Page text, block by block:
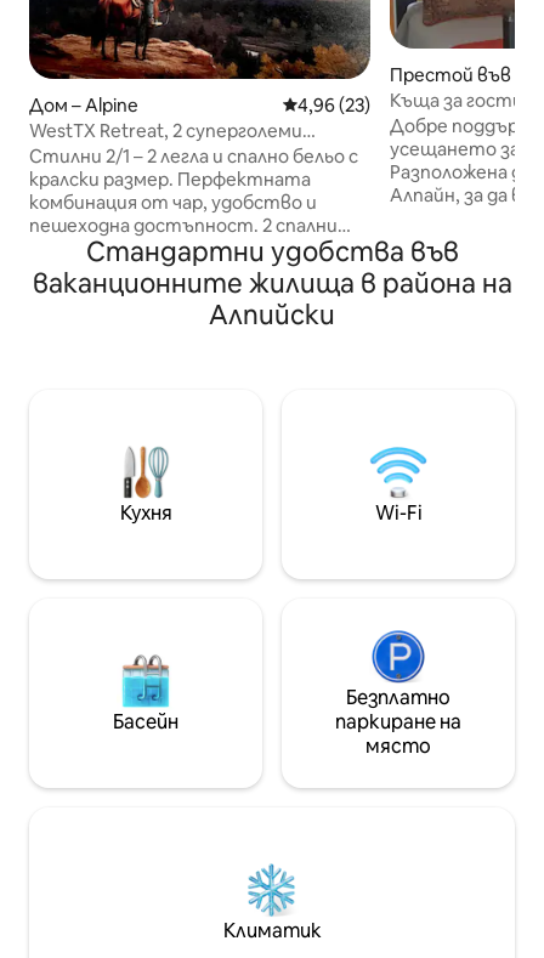
Дом – Alpine Средна оценка: 4,96 от 5,
4,96 (23)
WestTX Retreat, 2 суперголеми
двойни легла, отлична проходимост
Стилни 2/1 – 2 легла и спално бельо с
кралски размер. Перфектната
комбинация от чар, удобство и
пешеходна достъпност. 2 спални
(забележка: минавате през едната
спалня, за да стигнете до другата).
Душ с ефект на дъжд, пералня и
сушилня, удобна всекидневна с
електрическа кана, тостер. Малък
заграден заден двор. Идеална
начална точка – пешеходен
туризъм, живописни пътувания,
дясната страна на дуплекс, но е
Престой във
ne
Къща за гости с
планината
Добре
усещането за
Разположена
Алпайн, за да ви
центъра на
е на 30 фута от
Уважаваме
Отпуснете се
се потопете в
вана, докато
за падащи
Стандартни удобства във
ваканционните жилища в района на
Алпийски
Кухня Wi-Fi
Басейн
Безплатно
паркиране на
място
Климатик